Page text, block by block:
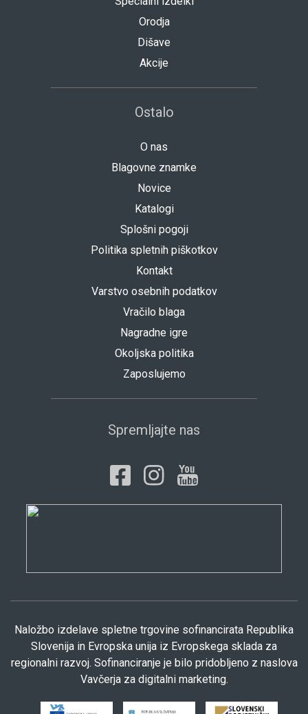
Orodja
Dišave
Akcije
Ostalo
O nas
Blagovne znamke
Novice
Katalogi
Splošni pogoji
Politika spletnih piškotkov
Kontakt
Varstvo osebnih podatkov
Vračilo blaga
Nagradne igre
Okoljska politika
Zaposlujemo
Spremljajte nas
Naložbo izdelave spletne trgovine sofinancirata Republika
Slovenija in Evropska unija iz Evropskega sklada za
regionalni razvoj. Sofinanciranje je bilo pridobljeno z naslova
Vavčerja za digitalni marketing.